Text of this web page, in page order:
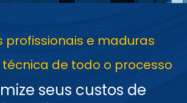
profissionais e maduras
de todo o processo
seus custos de